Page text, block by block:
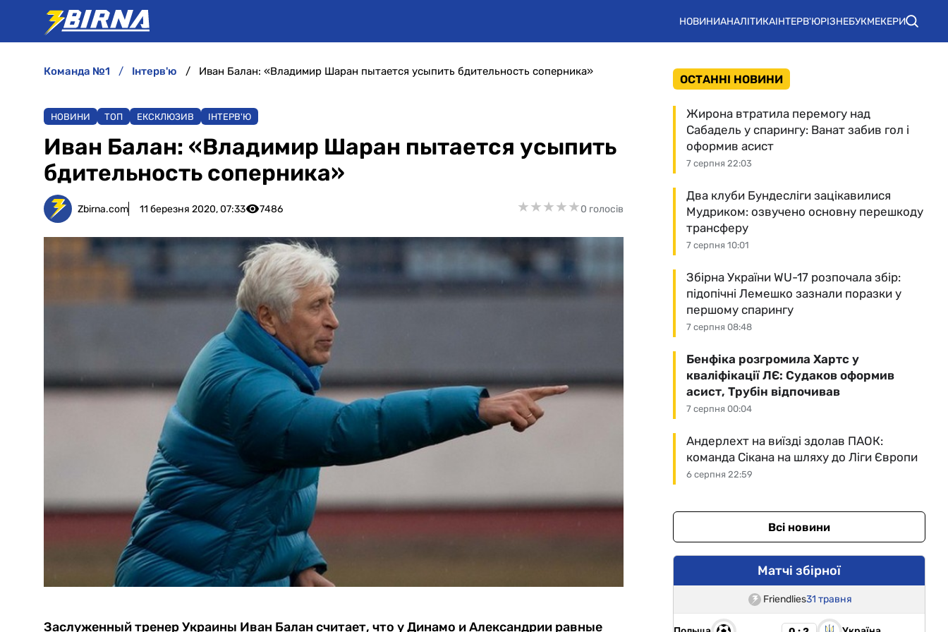
НОВИНИАНАЛІТИКАІНТЕРВ'ЮРІЗНЕБУКМЕКЕРИ
команда №1 інтерв'ю Иван Балан: «Владимир Шаран пытается усыпить бдительность соперника»
НОВИНИ ТОП ЕКСКЛЮЗИВ ІНТЕРВ'Ю
Иван Балан: «Владимир Шаран пытается усыпить
бдительность соперника»
Zbirna.com 11 березня 2020, 07:33 7486 ★★★★★
★★★★★0 голосів
Заслуженный тренер Украины Иван Балан считает, что у Динамо и Александрии равные
ОСТАННІ НОВИНИ
7 серпня 22:03
Жирона втратила перемогу над
Сабадель у спарингу: Ванат забив гол і
оформив асист
7 серпня 10:01
Два клуби Бундесліги зацікавилися
Мудриком: озвучено основну перешкоду
трансферу
7 серпня 08:48
Збірна України WU-17 розпочала збір:
підопічні Лемешко зазнали поразки у
першому спарингу
7 серпня 00:04
Бенфіка розгромила Хартс у
кваліфікації ЛЄ: Судаков оформив
асист, Трубін відпочивав
6 серпня 22:59
Андерлехт на виїзді здолав ПАОК:
команда Сікана на шляху до Ліги Європи
Всі новини
Матчі збірної
Friendlies31 травня